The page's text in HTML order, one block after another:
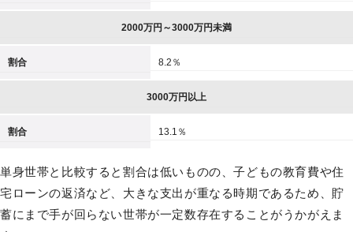
2000万円～3000万円未満
割合 8.2％
3000万円以上
割合 13.1％
単身世帯と比較すると割合は低いものの、子どもの教育費や住
宅ローンの返済など、大きな支出が重なる時期であるため、貯
蓄にまで手が回らない世帯が一定数存在することがうかがえま